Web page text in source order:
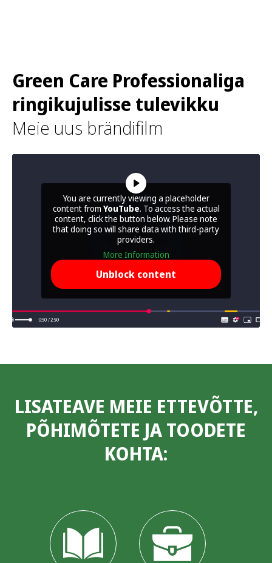
Green Care Professionaliga
ringikujulisse tulevikku
Meie uus brändifilm
You are currently viewing a placeholder
content from YouTube. To access the actual
content, click the button below. Please note
that doing so will share data with third-party
providers.
More Information
Unblock content
LISATEAVE MEIE ETTEVÕTTE,
PÕHIMÕTETE JA TOODETE
KOHTA: